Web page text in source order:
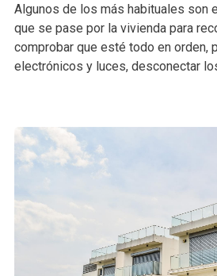
Algunos de los más habituales son
que se pase por la vivienda para
comprobar que esté todo en orden,
electrónicos y luces, desconectar